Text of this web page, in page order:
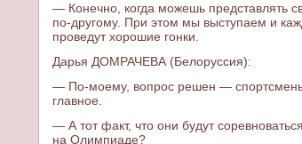
— Конечно, когда можешь представлять
по-другому. При этом мы выступаем и
проведут хорошие гонки.
Дарья ДОМРАЧЕВА (Белоруссия):
— По-моему, вопрос решен — спортсмены
главное.
— А тот факт, что они будут
на Олимпиаде?